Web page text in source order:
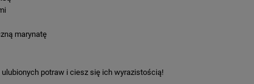
marynatę
potraw i ciesz się ich wyrazistością!